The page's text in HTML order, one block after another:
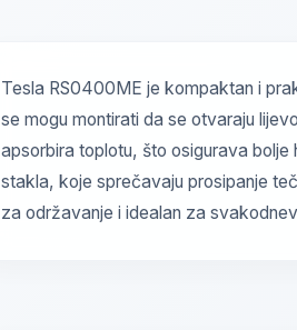
Tesla RS0400ME je kompaktan i
se mogu montirati da se otvaraju
apsorbira toplotu, što osigurava bolje
stakla, koje sprečavaju prosipanje
za održavanje i idealan za